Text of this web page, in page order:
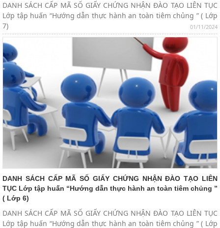
01/11/2024
DANH SÁCH CẤP MÃ SỐ GIẤY CHỨNG NHẬN ĐÀO TẠO LIÊN TỤC
Lớp tập huấn “Hướng dẫn thực hành an toàn tiêm chủng ” ( Lớp
7)
DANH SÁCH CẤP MÃ SỐ GIẤY CHỨNG NHẬN ĐÀO TẠO LIÊN
TỤC Lớp tập huấn “Hướng dẫn thực hành an toàn tiêm chủng ”
( Lớp 6)
DANH SÁCH CẤP MÃ SỐ GIẤY CHỨNG NHẬN ĐÀO TẠO LIÊN TỤC
Lớp tập huấn “Hướng dẫn thực hành an toàn tiêm chủng ” ( Lớp